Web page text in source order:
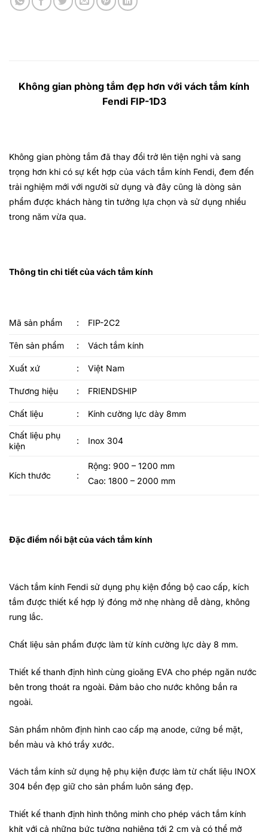
Không gian phòng tắm đẹp hơn với vách tắm kính
Fendi FIP-1D3
Không gian phòng tắm đã thay đổi trở lên tiện nghi và sang
trọng hơn khi có sự kết hợp của vách tắm kính Fendi, đem đến
trải nghiệm mới với người sử dụng và đây cũng là dòng sản
phẩm được khách hàng tin tưởng lựa chọn và sử dụng nhiều
trong năm vừa qua.
Thông tin chi tiết của vách tắm kính
Mã sản phẩm : FIP-2C2
Tên sản phẩm : Vách tắm kính
Xuất xứ : Việt Nam
Thương hiệu : FRIENDSHIP
Chất liệu : Kính cường lực dày 8mm
Chất liệu phụ
kiện
: Inox 304
Kích thước :
Rộng: 900 – 1200 mm
Cao: 1800 – 2000 mm
Đặc điểm nổi bật của vách tắm kính
Vách tắm kính Fendi sử dụng phụ kiện đồng bộ cao cấp, kích
tắm được thiết kế hợp lý đóng mở nhẹ nhàng dễ dàng, không
rung lắc.
Chất liệu sản phẩm được làm từ kính cường lực dày 8 mm.
Thiết kế thanh định hình cùng gioăng EVA cho phép ngăn nước
bên trong thoát ra ngoài. Đảm bảo cho nước không bắn ra
ngoài.
Sản phẩm nhôm định hình cao cấp mạ anode, cứng bề mặt,
bền màu và khó trầy xước.
Vách tắm kính sử dụng hệ phụ kiện được làm từ chất liệu INOX
304 bền đẹp giữ cho sản phẩm luôn sáng đẹp.
Thiết kế thanh định hình thông minh cho phép vách tắm kính
khít với cả những bức tường nghiêng tới 2 cm và có thể mở